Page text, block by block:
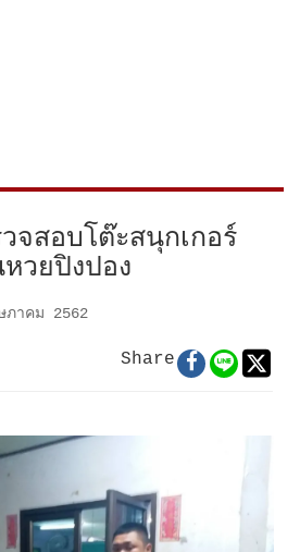
จสอบโต๊ะสนุกเกอร์
วยปิงปอง
ภาคม 2562
Share